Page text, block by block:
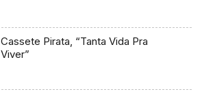
Cassete Pirata, “Tanta Vida Pra
Viver”